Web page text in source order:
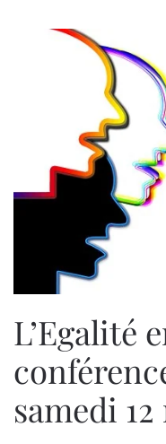
L’Egalité
samedi